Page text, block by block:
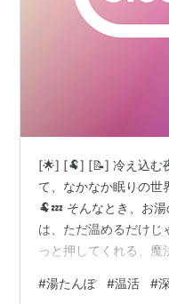
[🌟] [🐏] [📝] 冷え込む
て、なかなか眠りの世
🐏💤 そんなとき、お
は、ただ温めるだけじ
っと押してくれる、魔
らお裾分けするね。 [/
#湯たんぽ #温活 #